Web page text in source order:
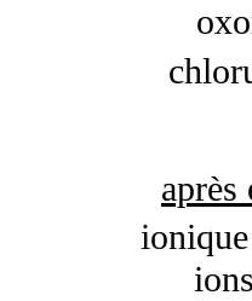
après